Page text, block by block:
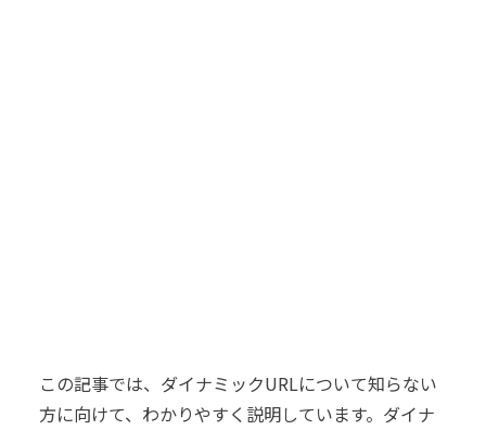
この記事では、ダイナミックURLについて知らない
方に向けて、わかりやすく説明しています。ダイナ